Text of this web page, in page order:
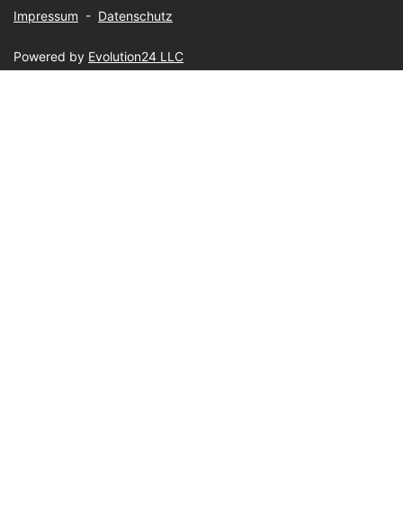
Impressum - Datenschutz
Powered by Evolution24 LLC